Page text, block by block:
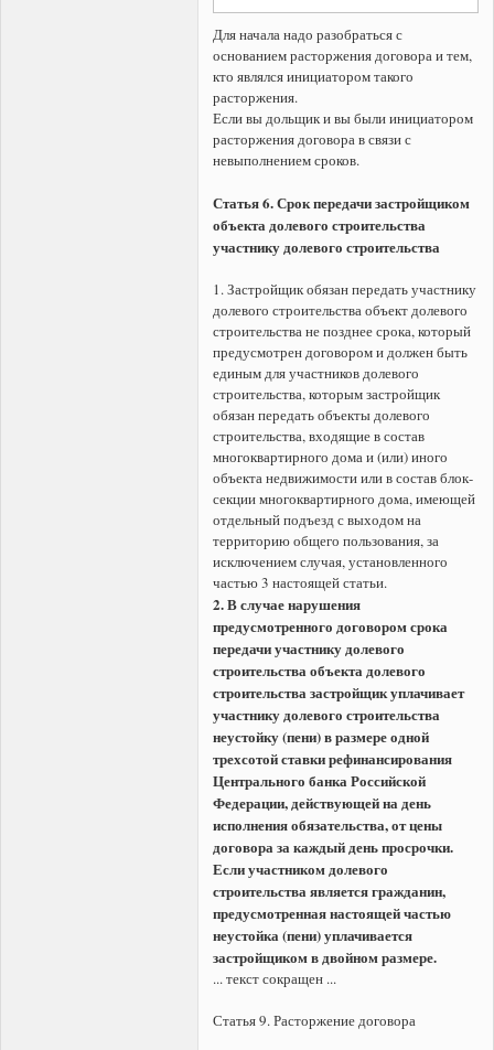
Для начала надо разобраться с
основанием расторжения договора и тем,
кто являлся инициатором такого
расторжения.
Если вы дольщик и вы были инициатором
расторжения договора в связи с
невыполнением сроков.
Статья 6. Срок передачи застройщиком
объекта долевого строительства
участнику долевого строительства
1. Застройщик обязан передать участнику
долевого строительства объект долевого
строительства не позднее срока, который
предусмотрен договором и должен быть
единым для участников долевого
строительства, которым застройщик
обязан передать объекты долевого
строительства, входящие в состав
многоквартирного дома и (или) иного
объекта недвижимости или в состав блок-
секции многоквартирного дома, имеющей
отдельный подъезд с выходом на
территорию общего пользования, за
исключением случая, установленного
частью 3 настоящей статьи.
2. В случае нарушения
предусмотренного договором срока
передачи участнику долевого
строительства объекта долевого
строительства застройщик уплачивает
участнику долевого строительства
неустойку (пени) в размере одной
трехсотой ставки рефинансирования
Центрального банка Российской
Федерации, действующей на день
исполнения обязательства, от цены
договора за каждый день просрочки.
Если участником долевого
строительства является гражданин,
предусмотренная настоящей частью
неустойка (пени) уплачивается
застройщиком в двойном размере.
... текст сокращен ...
Статья 9. Расторжение договора